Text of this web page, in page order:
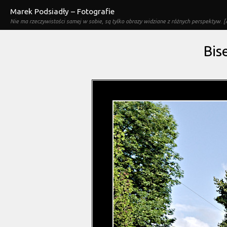
Marek Podsiadły – Fotografie
Nie ma rzeczywistości samej w sobie, są tylko obrazy widziane z różnych perspektyw.